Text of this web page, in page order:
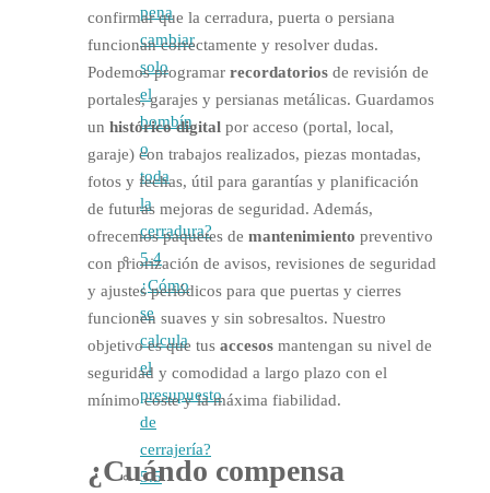
pena
cambiar
solo
el
bombín
o
toda
la
cerradura?
5.4
¿Cómo
se
calcula
el
presupuesto
de
cerrajería?
5.5
confirmar que la cerradura, puerta o persiana
funcionan correctamente y resolver dudas.
Podemos programar recordatorios de revisión de
portales, garajes y persianas metálicas. Guardamos
un histórico digital por acceso (portal, local,
garaje) con trabajos realizados, piezas montadas,
fotos y fechas, útil para garantías y planificación
de futuras mejoras de seguridad. Además,
ofrecemos paquetes de mantenimiento preventivo
con priorización de avisos, revisiones de seguridad
y ajustes periódicos para que puertas y cierres
funcionen suaves y sin sobresaltos. Nuestro
objetivo es que tus accesos mantengan su nivel de
seguridad y comodidad a largo plazo con el
mínimo coste y la máxima fiabilidad.
¿Cuándo compensa